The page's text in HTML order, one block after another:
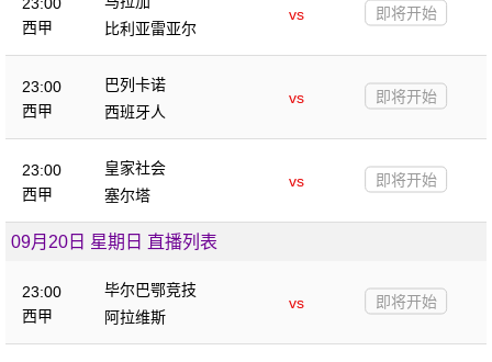
西甲
vs
比利亚雷亚尔
即将开始
23:00
西甲
巴列卡诺
vs
西班牙人
即将开始
23:00
西甲
皇家社会
vs
塞尔塔
即将开始
09月20日 星期日 直播列表
23:00
西甲
毕尔巴鄂竞技
vs
阿拉维斯
即将开始